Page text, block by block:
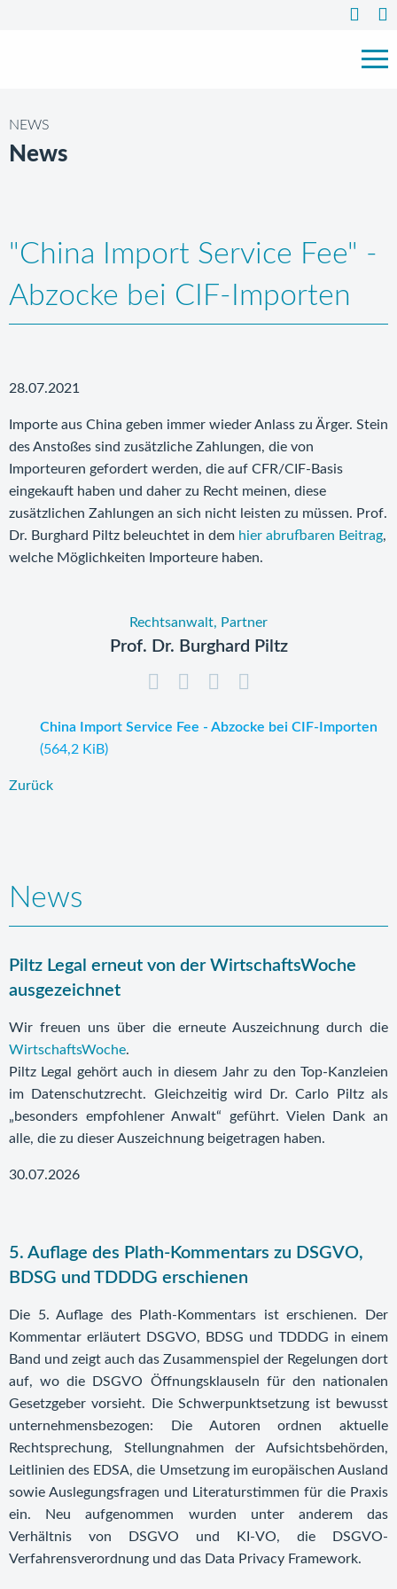
NEWS
News
"China Import Service Fee" -
Abzocke bei CIF-Importen
28.07.2021
Importe aus China geben immer wieder Anlass zu Ärger. Stein
des Anstoßes sind zusätzliche Zahlungen, die von
Importeuren gefordert werden, die auf CFR/CIF-Basis
eingekauft haben und daher zu Recht meinen, diese
zusätzlichen Zahlungen an sich nicht leisten zu müssen. Prof.
Dr. Burghard Piltz beleuchtet in dem hier abrufbaren Beitrag,
welche Möglichkeiten Importeure haben.
Rechtsanwalt, Partner
Prof. Dr. Burghard Piltz
China Import Service Fee - Abzocke bei CIF-Importen
(564,2 KiB)
Zurück
News
Piltz Legal erneut von der WirtschaftsWoche
ausgezeichnet
Wir freuen uns über die erneute Auszeichnung durch die
WirtschaftsWoche.
Piltz Legal gehört auch in diesem Jahr zu den Top-Kanzleien
im Datenschutzrecht. Gleichzeitig wird Dr. Carlo Piltz als
„besonders empfohlener Anwalt“ geführt. Vielen Dank an
alle, die zu dieser Auszeichnung beigetragen haben.
30.07.2026
5. Auflage des Plath-Kommentars zu DSGVO,
BDSG und TDDDG erschienen
Die 5. Auflage des Plath-Kommentars ist erschienen. Der
Kommentar erläutert DSGVO, BDSG und TDDDG in einem
Band und zeigt auch das Zusammenspiel der Regelungen dort
auf, wo die DSGVO Öffnungsklauseln für den nationalen
Gesetzgeber vorsieht. Die Schwerpunktsetzung ist bewusst
unternehmensbezogen: Die Autoren ordnen aktuelle
Rechtsprechung, Stellungnahmen der Aufsichtsbehörden,
Leitlinien des EDSA, die Umsetzung im europäischen Ausland
sowie Auslegungsfragen und Literaturstimmen für die Praxis
ein. Neu aufgenommen wurden unter anderem das
Verhältnis von DSGVO und KI-VO, die DSGVO-
Verfahrensverordnung und das Data Privacy Framework.